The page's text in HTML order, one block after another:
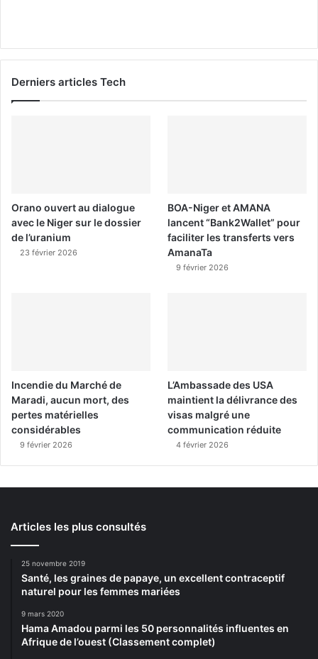
Derniers articles Tech
Orano ouvert au dialogue
avec le Niger sur le dossier
de l’uranium
23 février 2026
BOA-Niger et AMANA
lancent “Bank2Wallet” pour
faciliter les transferts vers
AmanaTa
9 février 2026
Incendie du Marché de
Maradi, aucun mort, des
pertes matérielles
considérables
9 février 2026
L’Ambassade des USA
maintient la délivrance des
visas malgré une
communication réduite
4 février 2026
Articles les plus consultés
25 novembre 2019
Santé, les graines de papaye, un excellent contraceptif
naturel pour les femmes mariées
9 mars 2020
Hama Amadou parmi les 50 personnalités influentes en
Afrique de l’ouest (Classement complet)